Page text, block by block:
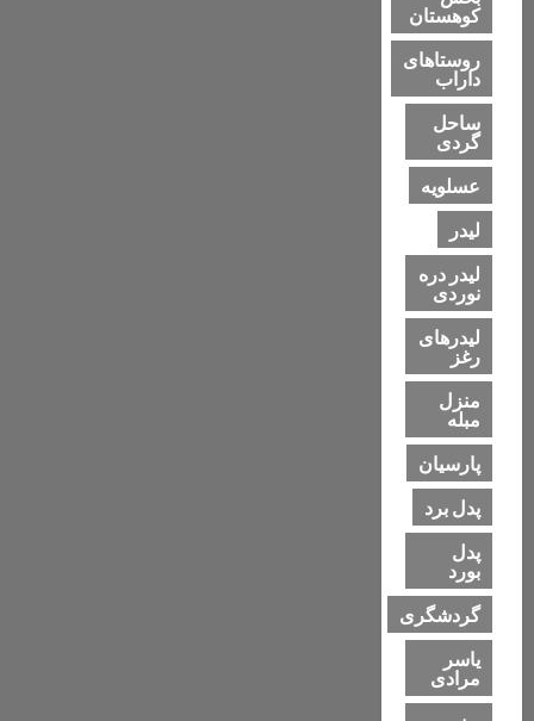
کوهستان
روستاهای
داراب
ساحل
گردی
عسلویه
لیدر
لیدر دره
نوردی
لیدرهای
رغز
منزل
مبله
پارسیان
پدل برد
پدل
بورد
گردشگری
یاسر
مرادی